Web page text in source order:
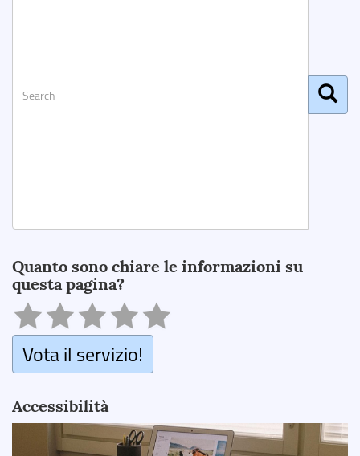
Quanto sono chiare le informazioni su
questa pagina?
Vota il servizio!
Accessibilità